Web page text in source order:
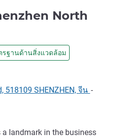
North
รฐานด้านสิ่งแวดล้อม
518109 SHENZHEN, จีน -
landmark in the business